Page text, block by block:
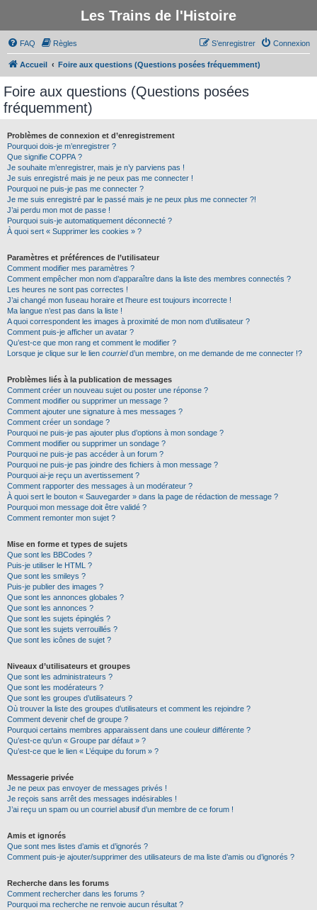
Les Trains de l'Histoire
FAQ Règles Connexion
S’enregistrer
Accueil Foire aux questions (Questions posées fréquemment)
Foire aux questions (Questions posées
fréquemment)
Problèmes de connexion et d’enregistrement
Pourquoi dois-je m’enregistrer ?
Que signifie COPPA ?
Je souhaite m’enregistrer, mais je n’y parviens pas !
Je suis enregistré mais je ne peux pas me connecter !
Pourquoi ne puis-je pas me connecter ?
Je me suis enregistré par le passé mais je ne peux plus me connecter ?!
J’ai perdu mon mot de passe !
Pourquoi suis-je automatiquement déconnecté ?
À quoi sert « Supprimer les cookies » ?
Paramètres et préférences de l’utilisateur
Comment modifier mes paramètres ?
Comment empêcher mon nom d’apparaître dans la liste des membres connectés ?
Les heures ne sont pas correctes !
J’ai changé mon fuseau horaire et l’heure est toujours incorrecte !
Ma langue n’est pas dans la liste !
A quoi correspondent les images à proximité de mon nom d’utilisateur ?
Comment puis-je afficher un avatar ?
Qu’est-ce que mon rang et comment le modifier ?
Lorsque je clique sur le lien courrield’un membre, on me demande de me connecter !?
Problèmes liés à la publication de messages
Comment créer un nouveau sujet ou poster une réponse ?
Comment modifier ou supprimer un message ?
Comment ajouter une signature à mes messages ?
Comment créer un sondage ?
Pourquoi ne puis-je pas ajouter plus d’options à mon sondage ?
Comment modifier ou supprimer un sondage ?
Pourquoi ne puis-je pas accéder à un forum ?
Pourquoi ne puis-je pas joindre des fichiers à mon message ?
Pourquoi ai-je reçu un avertissement ?
Comment rapporter des messages à un modérateur ?
À quoi sert le bouton « Sauvegarder » dans la page de rédaction de message ?
Pourquoi mon message doit être validé ?
Comment remonter mon sujet ?
Mise en forme et types de sujets
Que sont les BBCodes ?
Puis-je utiliser le HTML ?
Que sont les smileys ?
Puis-je publier des images ?
Que sont les annonces globales ?
Que sont les annonces ?
Que sont les sujets épinglés ?
Que sont les sujets verrouillés ?
Que sont les icônes de sujet ?
Niveaux d’utilisateurs et groupes
Que sont les administrateurs ?
Que sont les modérateurs ?
Que sont les groupes d’utilisateurs ?
Où trouver la liste des groupes d’utilisateurs et comment les rejoindre ?
Comment devenir chef de groupe ?
Pourquoi certains membres apparaissent dans une couleur différente ?
Qu’est-ce qu’un « Groupe par défaut » ?
Qu’est-ce que le lien « L’équipe du forum » ?
Messagerie privée
Je ne peux pas envoyer de messages privés !
Je reçois sans arrêt des messages indésirables !
J’ai reçu un spam ou un courriel abusif d’un membre de ce forum !
Amis et ignorés
Que sont mes listes d’amis et d’ignorés ?
Comment puis-je ajouter/supprimer des utilisateurs de ma liste d’amis ou d’ignorés ?
Recherche dans les forums
Comment rechercher dans les forums ?
Pourquoi ma recherche ne renvoie aucun résultat ?